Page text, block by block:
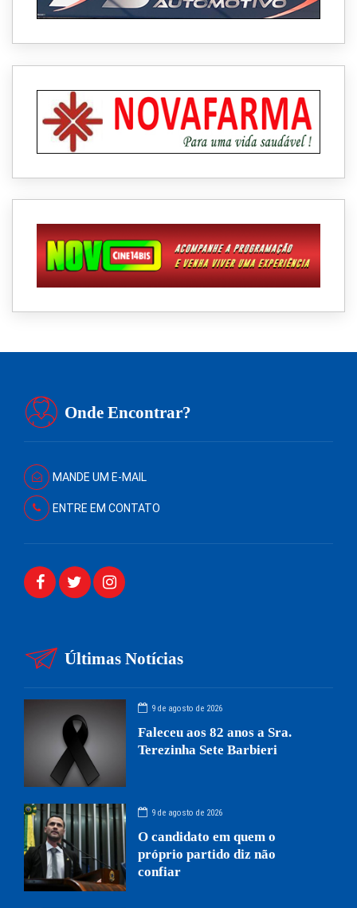
Onde Encontrar?
MANDE UM E-MAIL
ENTRE EM CONTATO
Últimas Notícias
9 de agosto de 2026
Faleceu aos 82 anos a Sra.
Terezinha Sete Barbieri
9 de agosto de 2026
O candidato em quem o
próprio partido diz não
confiar